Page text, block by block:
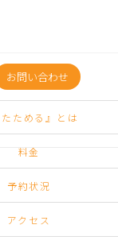
お問い合わせ
たためる』とは
料金
予約状況
アクセス